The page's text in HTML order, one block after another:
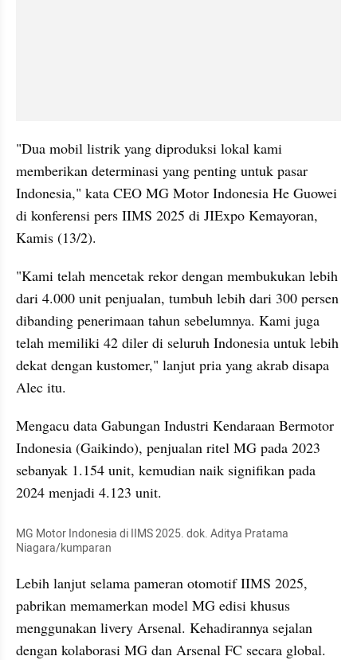
"Dua mobil listrik yang diproduksi lokal kami
memberikan determinasi yang penting untuk pasar
Indonesia," kata CEO MG Motor Indonesia He Guowei
di konferensi pers IIMS 2025 di JIExpo Kemayoran,
Kamis (13/2).
"Kami telah mencetak rekor dengan membukukan lebih
dari 4.000 unit penjualan, tumbuh lebih dari 300 persen
dibanding penerimaan tahun sebelumnya. Kami juga
telah memiliki 42 diler di seluruh Indonesia untuk lebih
dekat dengan kustomer," lanjut pria yang akrab disapa
Alec itu.
Mengacu data Gabungan Industri Kendaraan Bermotor
Indonesia (Gaikindo), penjualan ritel MG pada 2023
sebanyak 1.154 unit, kemudian naik signifikan pada
2024 menjadi 4.123 unit.
MG Motor Indonesia di IIMS 2025. dok. Aditya Pratama
Niagara/kumparan
Lebih lanjut selama pameran otomotif IIMS 2025,
pabrikan memamerkan model MG edisi khusus
menggunakan livery Arsenal. Kehadirannya sejalan
dengan kolaborasi MG dan Arsenal FC secara global.